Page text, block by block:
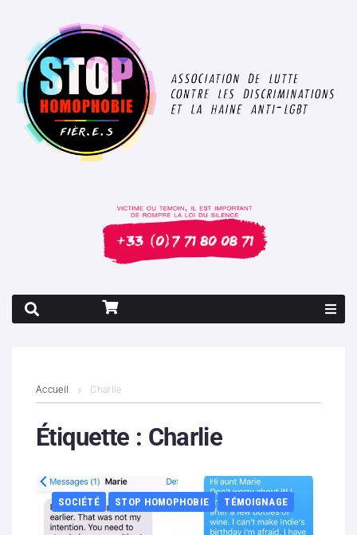
Contenus litigieux
Boutique
Accueil Charlie
Étiquette : Charlie
SOCIÉTÉ STOP HOMOPHOBIE TÉMOIGNAGE